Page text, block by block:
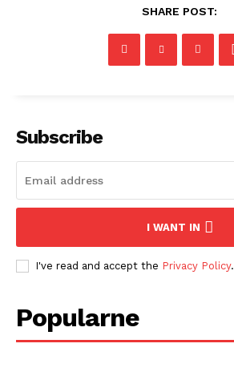
SHARE POST:
Subscribe
I WANT IN
I've read and accept the Privacy Policy.
Popularne